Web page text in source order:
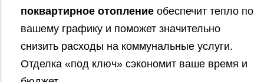
поквартирное отопление обеспечит тепло по
вашему графику и поможет значительно
снизить расходы на коммунальные услуги.
Отделка «под ключ» сэкономит ваше время и